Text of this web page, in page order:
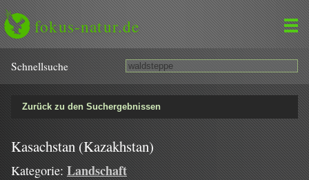
fokus-natur.de
Schnell­suche
Zurück zu den Suchergebnissen
Kasachstan (Kazakhstan)
Kategorie: Landschaft